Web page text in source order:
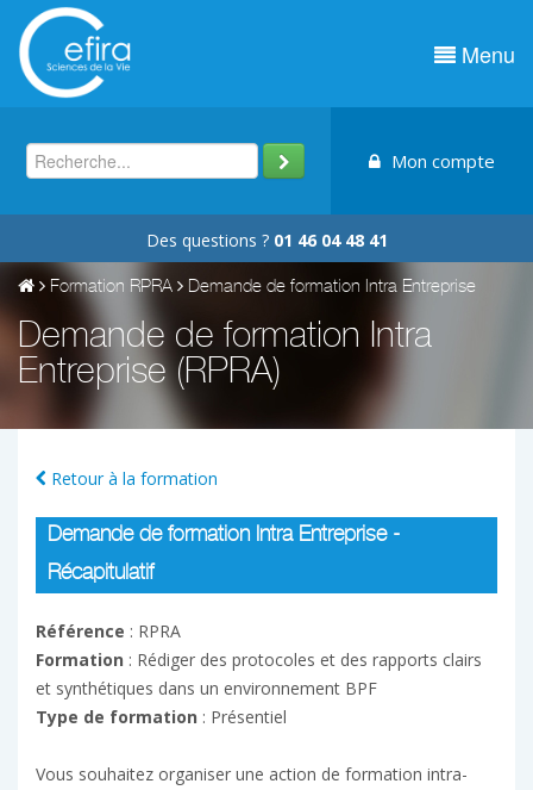
Menu
Mon compte
Des questions ? 01 46 04 48 41
Formation RPRA Demande de formation Intra Entreprise
Demande de formation Intra
Entreprise (RPRA)
Retour à la formation
Demande de formation Intra Entreprise -
Récapitulatif
Référence : RPRA
Formation : Rédiger des protocoles et des rapports clairs
et synthétiques dans un environnement BPF
Type de formation : Présentiel
Vous souhaitez organiser une action de formation intra-